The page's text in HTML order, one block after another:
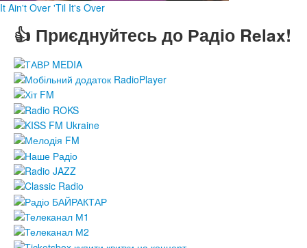
It Ain't Over 'Til It's Over
👍 Приєднуйтесь до Радіо Relax!